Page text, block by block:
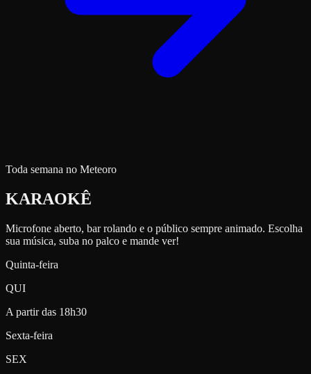
Toda semana no Meteoro
KARAOKÊ
Microfone aberto, bar rolando e o público sempre animado. Escolha
sua música, suba no palco e mande ver!
Quinta-feira
QUI
A partir das 18h30
Sexta-feira
SEX